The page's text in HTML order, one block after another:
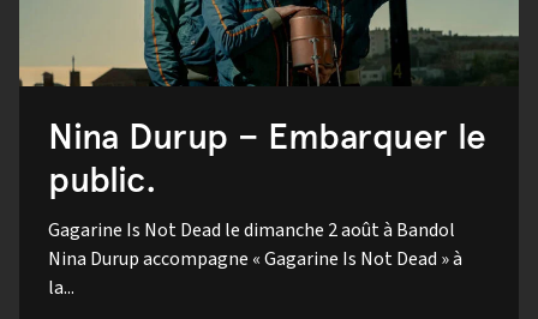
Nina Durup – Embarquer le
public.
Gagarine Is Not Dead le dimanche 2 août à Bandol
Nina Durup accompagne « Gagarine Is Not Dead » à
la...